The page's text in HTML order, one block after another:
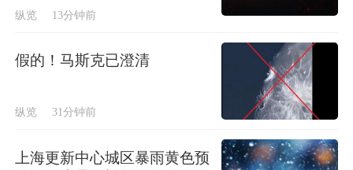
纵览 13分钟前
假的！马斯克已澄清
纵览 31分钟前
上海更新中心城区暴雨黄色预